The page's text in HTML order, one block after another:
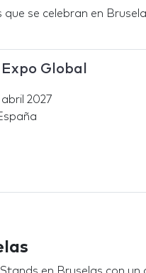
se celebran en
Global
abril 2027
en Bruselas con un